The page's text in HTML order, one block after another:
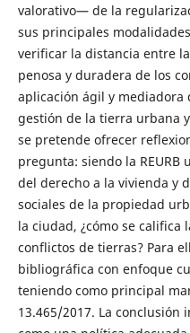
valorativo— de la
sus principales
verificar la distancia entre
penosa y duradera de los
aplicación ágil y mediadora
gestión de la tierra urbana
se pretende ofrecer
pregunta: siendo la
del derecho a la vivienda y
sociales de la propiedad
la ciudad, ¿cómo se
conflictos de tierras? Para
bibliográfica con enfoque
teniendo como principal
13.465/2017. La conclusión